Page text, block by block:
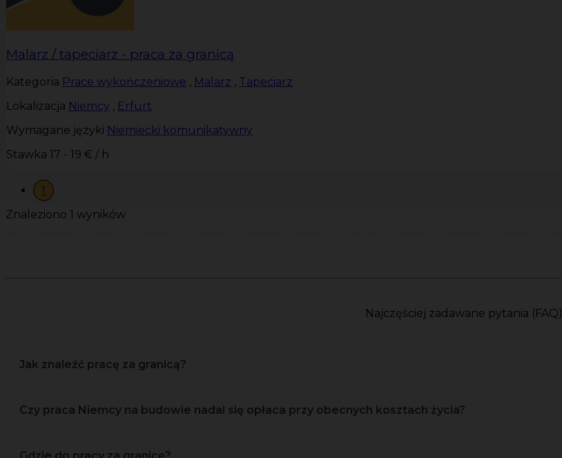
Malarz / tapeciarz - praca za granicą
Kategoria Prace wykończeniowe , Malarz , Tapeciarz
Lokalizacja Niemcy , Erfurt
Wymagane języki Niemiecki komunikatywny
Stawka 17 - 19 € / h
1
Znaleziono 1 wyników
Najczęściej zadawane pytania (FAQ)
Jak znaleźć pracę za granicą?
Czy praca Niemcy na budowie nadal się opłaca przy obecnych kosztach życia?